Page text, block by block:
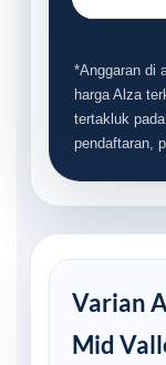
*Anggaran di
harga Alza
tertakluk
pendaftaran,
Varian
Mid